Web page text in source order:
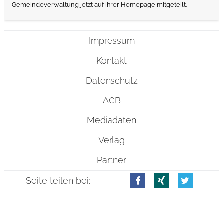
Gemeindeverwaltung jetzt auf ihrer Homepage mitgeteilt.
Impressum
Kontakt
Datenschutz
AGB
Mediadaten
Verlag
Partner
Seite teilen bei: